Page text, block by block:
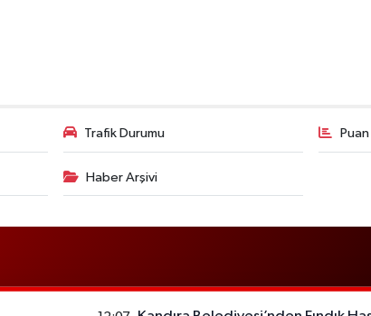
Trafik Durumu
Haber Arşivi